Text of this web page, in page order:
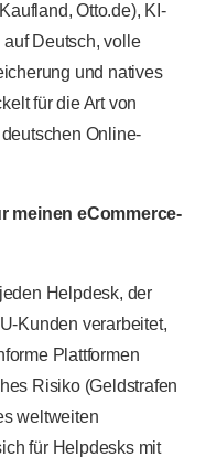
Otto.de), KI-
Deutsch, volle
und natives
für die Art von
Online-
meinen eCommerce-
Helpdesk, der
Kunden verarbeitet,
Plattformen
Risiko (Geldstrafen
weltweiten
für Helpdesks mit